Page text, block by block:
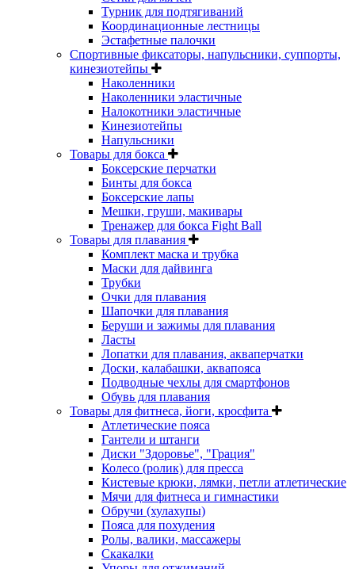
Турник для подтягиваний
Координационные лестницы
Эстафетные палочки
Спортивные фиксаторы, напульсники, суппорты,
кинезиотейпы
Наколенники
Наколенники эластичные
Налокотники эластичные
Кинезиотейпы
Напульсники
Товары для бокса
Боксерские перчатки
Бинты для бокса
Боксерские лапы
Мешки, груши, макивары
Тренажер для бокса Fight Ball
Товары для плавания
Комплект маска и трубка
Маски для дайвинга
Трубки
Очки для плавания
Шапочки для плавания
Беруши и зажимы для плавания
Ласты
Лопатки для плавания, акваперчатки
Доски, калабашки, аквапояса
Подводные чехлы для смартфонов
Обувь для плавания
Товары для фитнеса, йоги, кросфита
Атлетические пояса
Гантели и штанги
Диски "Здоровье", "Грация"
Колесо (ролик) для пресса
Кистевые крюки, лямки, петли атлетические
Мячи для фитнеса и гимнастики
Обручи (хулахупы)
Пояса для похудения
Ролы, валики, массажеры
Скакалки